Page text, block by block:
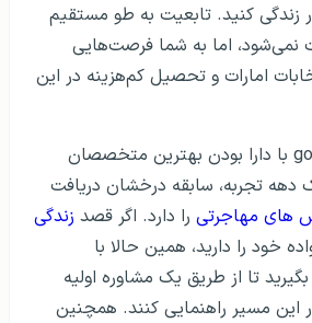
زندگی کنید. تابعیت به طو مستقیم
نمی‌شود، اما به شما فرصت‌هایی
امارات و تحصیل کم‌هزینه در این
موسسه مهاجرتی go2tr با دارا بودن بهترین متخصصان
دهه تجربه، سابقه درخشان دریافت
های مهاجرتی را دارد. اگر قصد زندگی
خود را دارید، همین حالا با
تا از طریق یک مشاوره اولیه
این مسیر راهنمایی کنند. همچنین